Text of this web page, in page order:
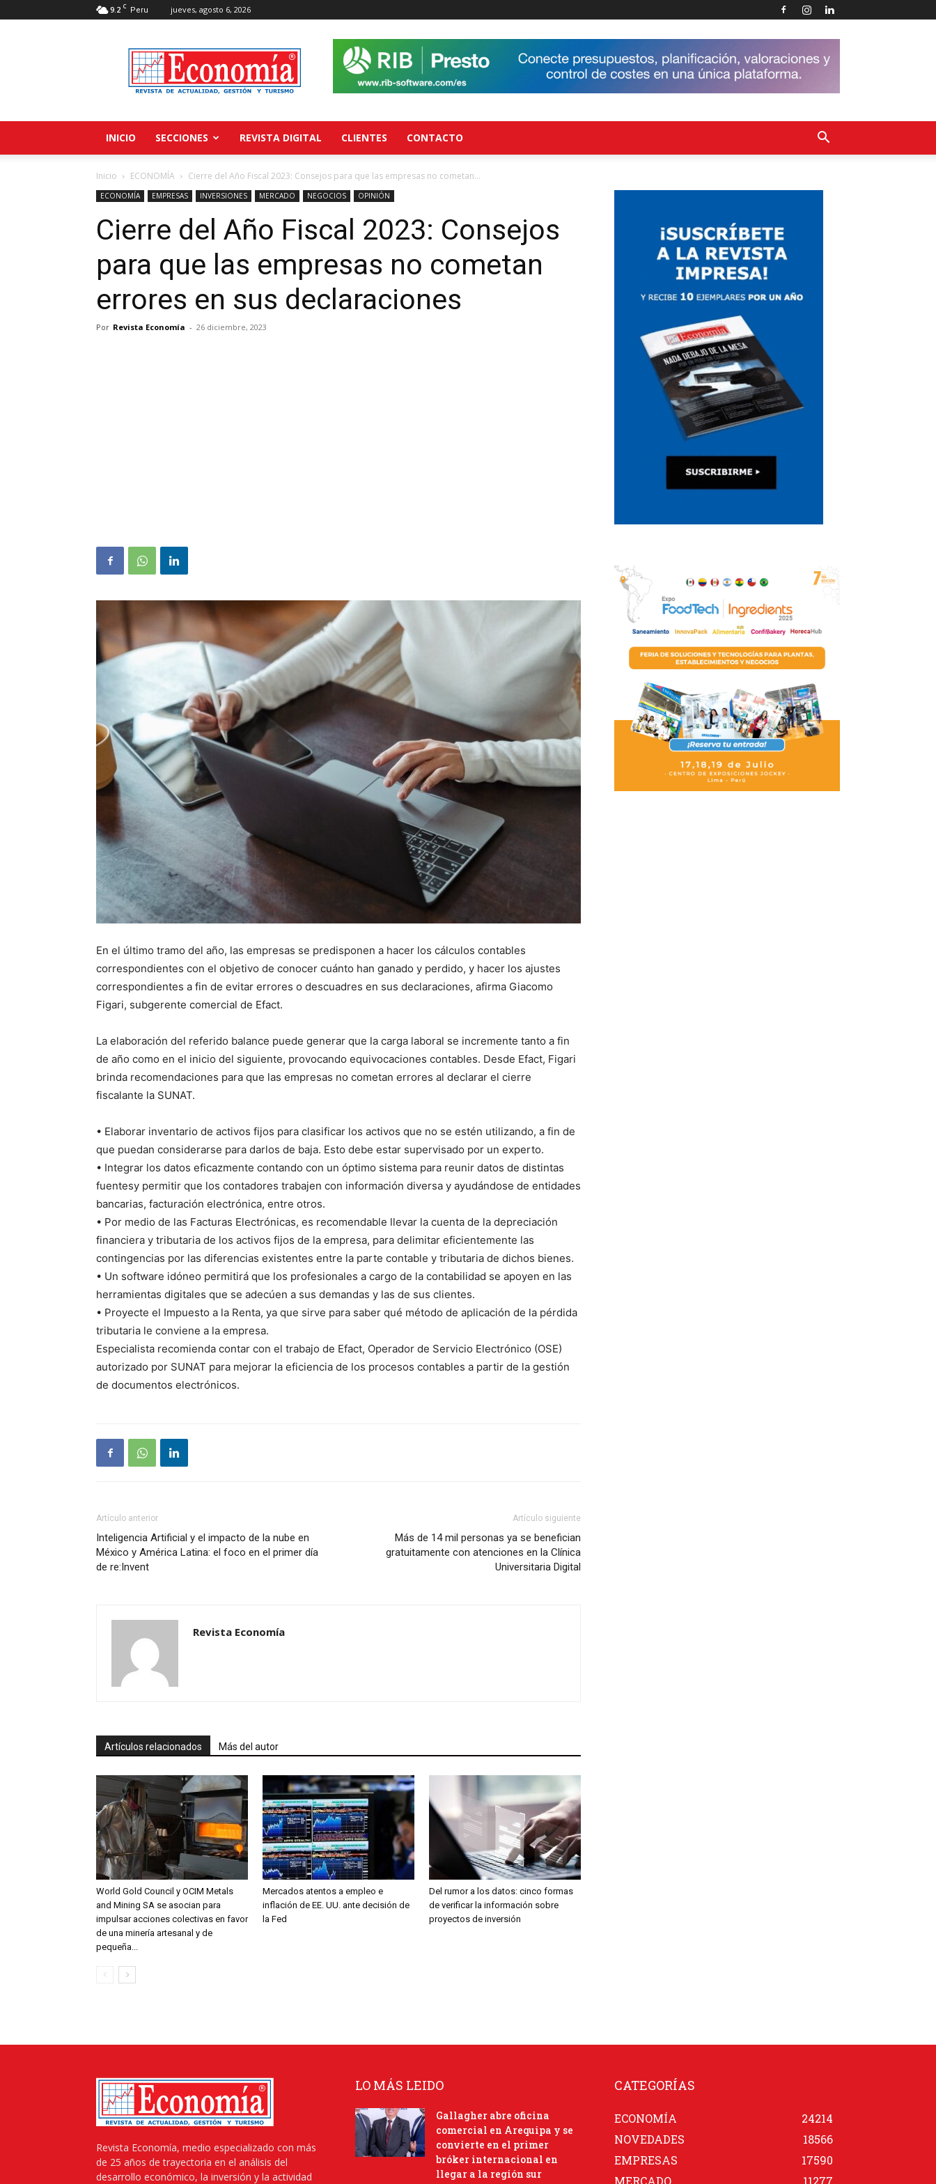
9.2 C Peru jueves, agosto 6, 2026
Revista
Economía
INICIO SECCIONES REVISTA DIGITAL CLIENTES CONTACTO
Inicio ECONOMÍA Cierre del Año Fiscal 2023: Consejos para que las empresas no cometan...
ECONOMÍA EMPRESAS INVERSIONES MERCADO NEGOCIOS OPINIÓN
Cierre del Año Fiscal 2023: Consejos
para que las empresas no cometan
errores en sus declaraciones
Por Revista Economía - 26 diciembre, 2023
En el último tramo del año, las empresas se predisponen a hacer los cálculos contables
correspondientes con el objetivo de conocer cuánto han ganado y perdido, y hacer los ajustes
correspondientes a fin de evitar errores o descuadres en sus declaraciones, afirma Giacomo
Figari, subgerente comercial de Efact.
La elaboración del referido balance puede generar que la carga laboral se incremente tanto a fin
de año como en el inicio del siguiente, provocando equivocaciones contables. Desde Efact, Figari
brinda recomendaciones para que las empresas no cometan errores al declarar el cierre
fiscalante la SUNAT.
• Elaborar inventario de activos fijos para clasificar los activos que no se estén utilizando, a fin de
que puedan considerarse para darlos de baja. Esto debe estar supervisado por un experto.
• Integrar los datos eficazmente contando con un óptimo sistema para reunir datos de distintas
fuentesy permitir que los contadores trabajen con información diversa y ayudándose de entidades
bancarias, facturación electrónica, entre otros.
• Por medio de las Facturas Electrónicas, es recomendable llevar la cuenta de la depreciación
financiera y tributaria de los activos fijos de la empresa, para delimitar eficientemente las
contingencias por las diferencias existentes entre la parte contable y tributaria de dichos bienes.
• Un software idóneo permitirá que los profesionales a cargo de la contabilidad se apoyen en las
herramientas digitales que se adecúen a sus demandas y las de sus clientes.
• Proyecte el Impuesto a la Renta, ya que sirve para saber qué método de aplicación de la pérdida
tributaria le conviene a la empresa.
Especialista recomienda contar con el trabajo de Efact, Operador de Servicio Electrónico (OSE)
autorizado por SUNAT para mejorar la eficiencia de los procesos contables a partir de la gestión
de documentos electrónicos.
Artículo anterior
Inteligencia Artificial y el impacto de la nube en
México y América Latina: el foco en el primer día
de re:Invent
Artículo siguiente
Más de 14 mil personas ya se benefician
gratuitamente con atenciones en la Clínica
Universitaria Digital
Revista Economía
Artículos relacionados Más del autor
World Gold Council y OCIM Metals
and Mining SA se asocian para
impulsar acciones colectivas en favor
de una minería artesanal y de
pequeña...
Mercados atentos a empleo e
inflación de EE. UU. ante decisión de
la Fed
Del rumor a los datos: cinco formas
de verificar la información sobre
proyectos de inversión
Revista Economía, medio especializado con más
de 25 años de trayectoria en el análisis del
desarrollo económico, la inversión y la actividad
LO MÁS LEIDO
Gallagher abre oficina
comercial en Arequipa y se
convierte en el primer
bróker internacional en
llegar a la región sur
CATEGORÍAS
ECONOMÍA
24214
NOVEDADES
18566
EMPRESAS
17590
MERCADO
11277